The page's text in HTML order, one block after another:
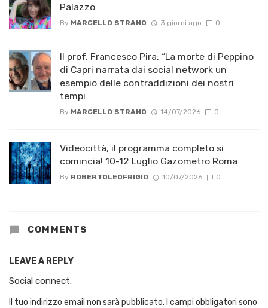
Palazzo
By MARCELLO STRANO 3 giorni ago 0
Il prof. Francesco Pira: “La morte di Peppino
di Capri narrata dai social network un
esempio delle contraddizioni dei nostri
tempi
By MARCELLO STRANO 14/07/2026 0
Videocittà, il programma completo si
comincia! 10-12 Luglio Gazometro Roma
By ROBERTOLEOFRIGIO 10/07/2026 0
COMMENTS
LEAVE A REPLY
Social connect:
Il tuo indirizzo email non sarà pubblicato. I campi obbligatori sono